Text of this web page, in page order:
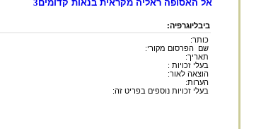
אל האסופה ראליה מקראית בנאות קדומים3
ביבליוגרפיה:
כותר:
שם הפרסום מקורי:
תאריך:
בעלי זכויות :
הוצאה לאור:
הערות:
בעלי זכויות נוספים בפריט זה: